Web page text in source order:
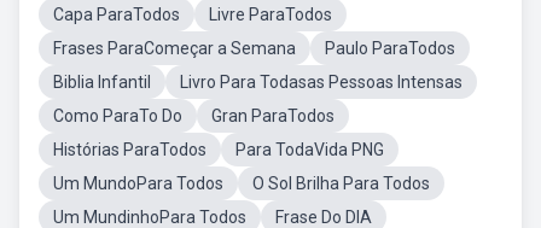
Capa ParaTodos
Livre ParaTodos
Frases ParaComeçar a Semana
Paulo ParaTodos
Biblia Infantil
Livro Para Todasas Pessoas Intensas
Como ParaTo Do
Gran ParaTodos
Histórias ParaTodos
Para TodaVida PNG
Um MundoPara Todos
O Sol Brilha Para Todos
Um MundinhoPara Todos
Frase Do DIA